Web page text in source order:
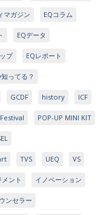
マガジン EQコラム
EQデータ
プ EQレポート
知ってる？
GCDF history ICF
POP-UP MINI KIT
TVS UEQ VS
ント イノベーション
ンセラー